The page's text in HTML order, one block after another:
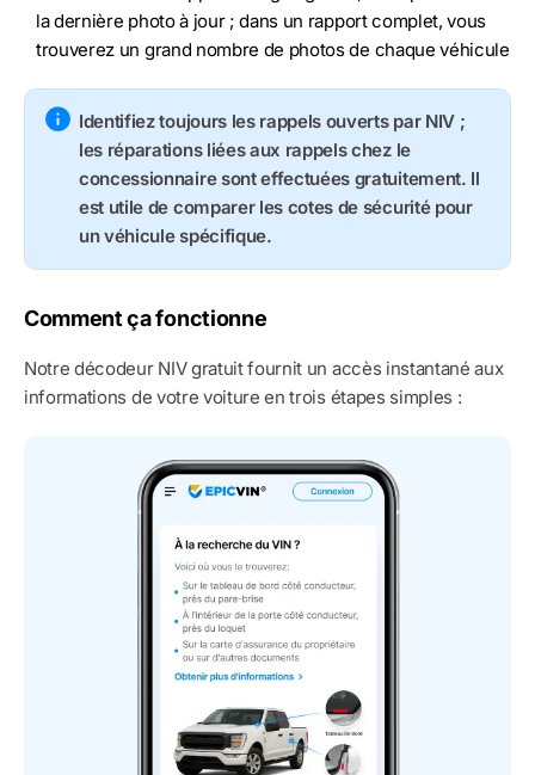
la dernière photo à jour ; dans un rapport complet, vous
trouverez un grand nombre de photos de chaque véhicule
Identifiez toujours les rappels ouverts par NIV ;
les réparations liées aux rappels chez le
concessionnaire sont effectuées gratuitement. Il
est utile de comparer les cotes de sécurité pour
un véhicule spécifique.
Comment ça fonctionne
Notre décodeur NIV gratuit fournit un accès instantané aux
informations de votre voiture en trois étapes simples :